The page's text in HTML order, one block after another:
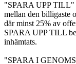
"SPARA UPP TILL"
mellan den billigaste
där minst 25% av
SPARA UPP TILL
inhämtats.
"SPARA I